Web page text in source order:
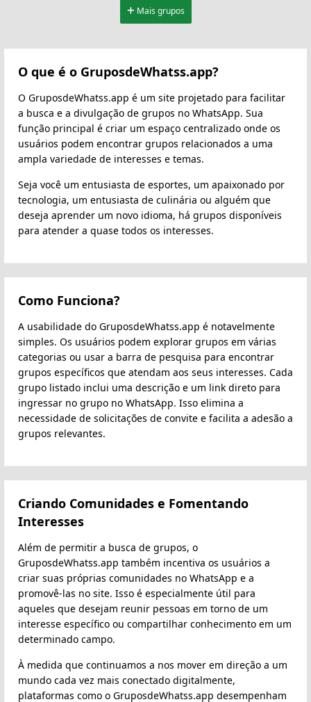
Mais grupos
O que é o GruposdeWhatss.app?
O GruposdeWhatss.app é um site projetado para facilitar
a busca e a divulgação de grupos no WhatsApp. Sua
função principal é criar um espaço centralizado onde os
usuários podem encontrar grupos relacionados a uma
ampla variedade de interesses e temas.
Seja você um entusiasta de esportes, um apaixonado por
tecnologia, um entusiasta de culinária ou alguém que
deseja aprender um novo idioma, há grupos disponíveis
para atender a quase todos os interesses.
Como Funciona?
A usabilidade do GruposdeWhatss.app é notavelmente
simples. Os usuários podem explorar grupos em várias
categorias ou usar a barra de pesquisa para encontrar
grupos específicos que atendam aos seus interesses. Cada
grupo listado inclui uma descrição e um link direto para
ingressar no grupo no WhatsApp. Isso elimina a
necessidade de solicitações de convite e facilita a adesão a
grupos relevantes.
Criando Comunidades e Fomentando
Interesses
Além de permitir a busca de grupos, o
GruposdeWhatss.app também incentiva os usuários a
criar suas próprias comunidades no WhatsApp e a
promovê-las no site. Isso é especialmente útil para
aqueles que desejam reunir pessoas em torno de um
interesse específico ou compartilhar conhecimento em um
determinado campo.
À medida que continuamos a nos mover em direção a um
mundo cada vez mais conectado digitalmente,
plataformas como o GruposdeWhatss.app desempenham